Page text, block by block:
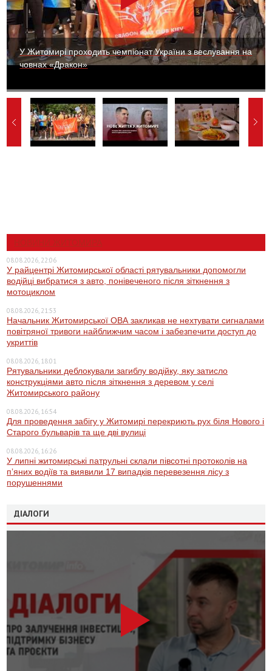
У Житомирі проходить чемпіонат України з веслування на
човнах «Дракон»
НОВИНИ ЖИТОМИРА
08.08.2026, 22:06
У райцентрі Житомирської області рятувальники допомогли
водійці вибратися з авто, понівеченого після зіткнення з
мотоциклом
08.08.2026, 21:53
Начальник Житомирської ОВА закликав не нехтувати сигналами
повітряної тривоги найближчим часом і забезпечити доступ до
укриттів
08.08.2026, 18:01
Рятувальники деблокували загиблу водійку, яку затисло
конструкціями авто після зіткнення з деревом у селі
Житомирського району
08.08.2026, 16:54
Для проведення забігу у Житомирі перекриють рух біля Нового і
Старого бульварів та ще дві вулиці
08.08.2026, 16:26
У липні житомирські патрульні склали півсотні протоколів на
пʼяних водіїв та виявили 17 випадків перевезення лісу з
порушеннями
ДІАЛОГИ